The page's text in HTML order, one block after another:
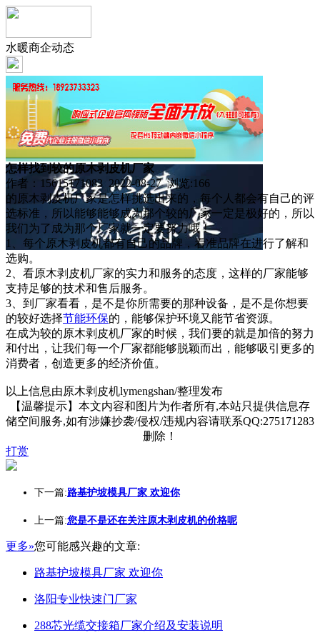
水暖商企动态
怎样找到较的原木剥皮机厂家
作者：15615171083 2022-08-27 浏览:166
的原木剥皮机厂家是怎样挑选出来的，每个人都会有自己的评
选标准，所以能够能够成为那个较的厂家一定是极好的，所以
我们为了成为那个厂家就一定要努力哦！
1、每个原木剥皮机都有自己的品牌，看准品牌在进行了解和
选购。
2、看原木剥皮机厂家的实力和服务的态度，这样的厂家能够
支持足够的技术和售后服务。
3、到厂家看看，是不是你所需要的那种设备，是不是你想要
的较好选择节能环保的，能够保护环境又能节省资源。
在成为较的原木剥皮机厂家的时候，我们要的就是加倍的努力
和付出，让我们每一个厂家都能够脱颖而出，能够吸引更多的
消费者，创造更多的经济价值。
以上信息由原木剥皮机lymengshan/整理发布
【温馨提示】本文内容和图片为作者所有,本站只提供信息存
储空间服务,如有涉嫌抄袭/侵权/违规内容请联系QQ:275171283
删除！
打赏
下一篇:路基护坡模具厂家 欢迎你
上一篇:您是不是还在关注原木剥皮机的价格呢
更多»您可能感兴趣的文章:
路基护坡模具厂家 欢迎你
洛阳专业快速门厂家
288芯光缆交接箱厂家介绍及安装说明